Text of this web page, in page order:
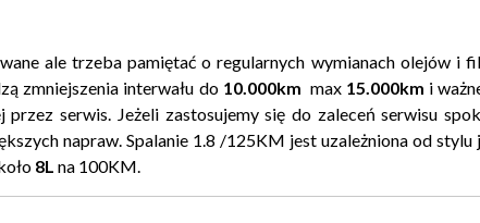
ale trzeba pamiętać o regularnych wymianach olejów i
zmniejszenia interwału do 10.000km max 15.000km i
serwis. Jeżeli zastosujemy się do zaleceń serwisu
napraw. Spalanie 1.8 /125KM jest uzależniona od stylu
8L na 100KM.